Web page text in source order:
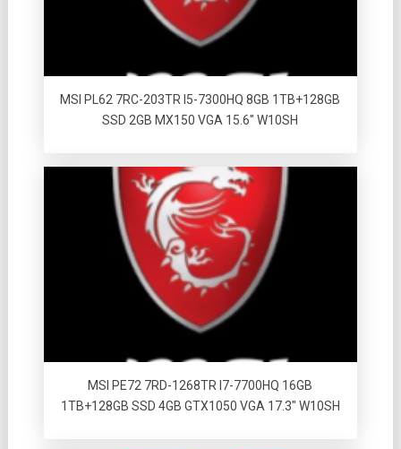
MSI PL62 7RC-203TR I5-7300HQ 8GB 1TB+128GB
SSD 2GB MX150 VGA 15.6″ W10SH
MSI PE72 7RD-1268TR I7-7700HQ 16GB
1TB+128GB SSD 4GB GTX1050 VGA 17.3″ W10SH